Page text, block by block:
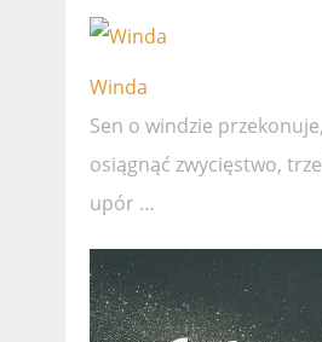
Winda
Sen o windzie
osiągnąć zwycięstwo,
upór …